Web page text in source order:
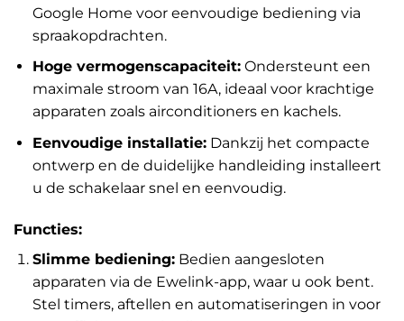
Google Home voor eenvoudige bediening via
spraakopdrachten.
Hoge vermogenscapaciteit:Ondersteunt een
maximale stroom van 16A, ideaal voor krachtige
apparaten zoals airconditioners en kachels.
Eenvoudige installatie:Dankzij het compacte
ontwerp en de duidelijke handleiding installeert
u de schakelaar snel en eenvoudig.
Functies:
Slimme bediening:Bedien aangesloten
apparaten via de Ewelink-app, waar u ook bent.
Stel timers, aftellen en automatiseringen in voor